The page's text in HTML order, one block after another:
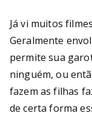
Já vi muitos
Geralmente
permite sua
ninguém, ou
fazem as filhas
de certa forma